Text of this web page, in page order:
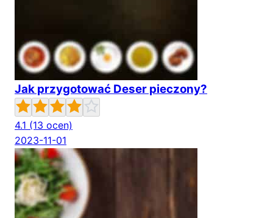
Jak przygotować Deser pieczony?
4.1 (13 ocen)
2023-11-01